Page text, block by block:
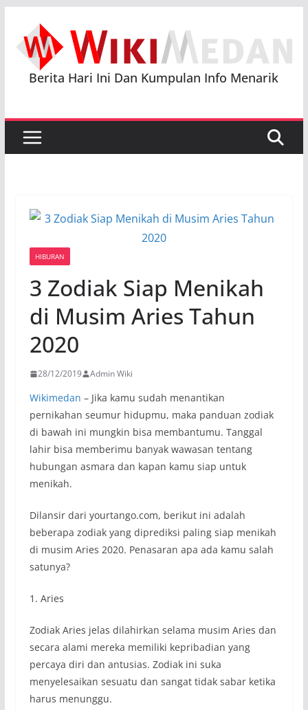
content
Berita Hari Ini Dan Kumpulan Info Menarik
HIBURAN
3 Zodiak Siap Menikah
di Musim Aries Tahun
2020
28/12/2019 Admin Wiki
Wikimedan – Jika kamu sudah menantikan
pernikahan seumur hidupmu, maka panduan zodiak
di bawah ini mungkin bisa membantumu. Tanggal
lahir bisa memberimu banyak wawasan tentang
hubungan asmara dan kapan kamu siap untuk
menikah.
Dilansir dari yourtango.com, berikut ini adalah
beberapa zodiak yang diprediksi paling siap menikah
di musim Aries 2020. Penasaran apa ada kamu salah
satunya?
1. Aries
Zodiak Aries jelas dilahirkan selama musim Aries dan
secara alami mereka memiliki kepribadian yang
percaya diri dan antusias. Zodiak ini suka
menyelesaikan sesuatu dan sangat tidak sabar ketika
harus menunggu.